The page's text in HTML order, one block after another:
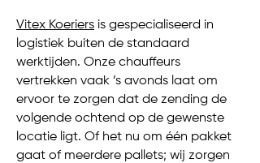
Vitex Koeriers is gespecialiseerd in
logistiek buiten de standaard
werktijden. Onze chauffeurs
vertrekken vaak ’s avonds laat om
ervoor te zorgen dat de zending de
volgende ochtend op de gewenste
locatie ligt. Of het nu om één pakket
gaat of meerdere pallets; wij zorgen